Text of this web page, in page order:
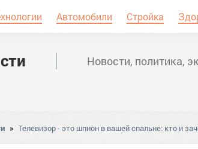
Автомобили Стройка
Новости, политика,
» Телевизор - это шпион в вашей спальне: кто и